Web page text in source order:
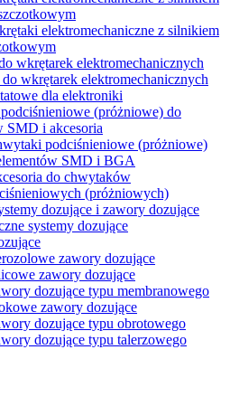
elektromechaniczne z silnikiem
wkrętarek elektromechanicznych
wkrętarek elektromechanicznych
dla elektroniki
(próżniowe) do
SMD i akcesoria
podciśnieniowe (próżniowe)
SMD i BGA
do сhwytaków
(próżniowych)
dozujące i zawory dozujące
systemy dozujące
zawory dozujące
zawory dozujące
dozujące typu membranowego
zawory dozujące
dozujące typu obrotowego
dozujące typu talerzowego